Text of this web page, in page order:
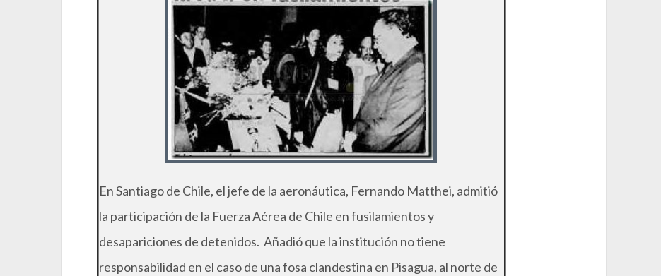
En Santiago de Chile, el jefe de la aeronáutica, Fernando Matthei, admitió
la participación de la Fuerza Aérea de Chile en fusilamientos y
desapariciones de detenidos. Añadió que la institución no tiene
responsabilidad en el caso de una fosa clandestina en Pisagua, al norte de